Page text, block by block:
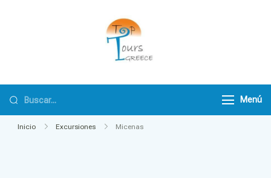
Menú
Inicio Excursiones Micenas